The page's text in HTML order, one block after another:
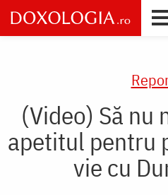
Skip
to
main
(Video) Să nu
apetitul pentru
vie cu